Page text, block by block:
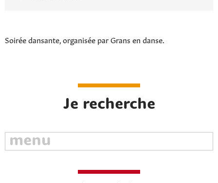
Soirée dansante, organisée par Grans en danse.
Je recherche